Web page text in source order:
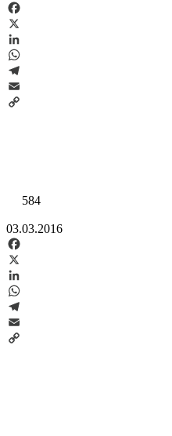
Facebook
X
LinkedIn
WhatsApp
Telegram
Email
584
03.03.2016
Facebook
X
LinkedIn
WhatsApp
Telegram
Email